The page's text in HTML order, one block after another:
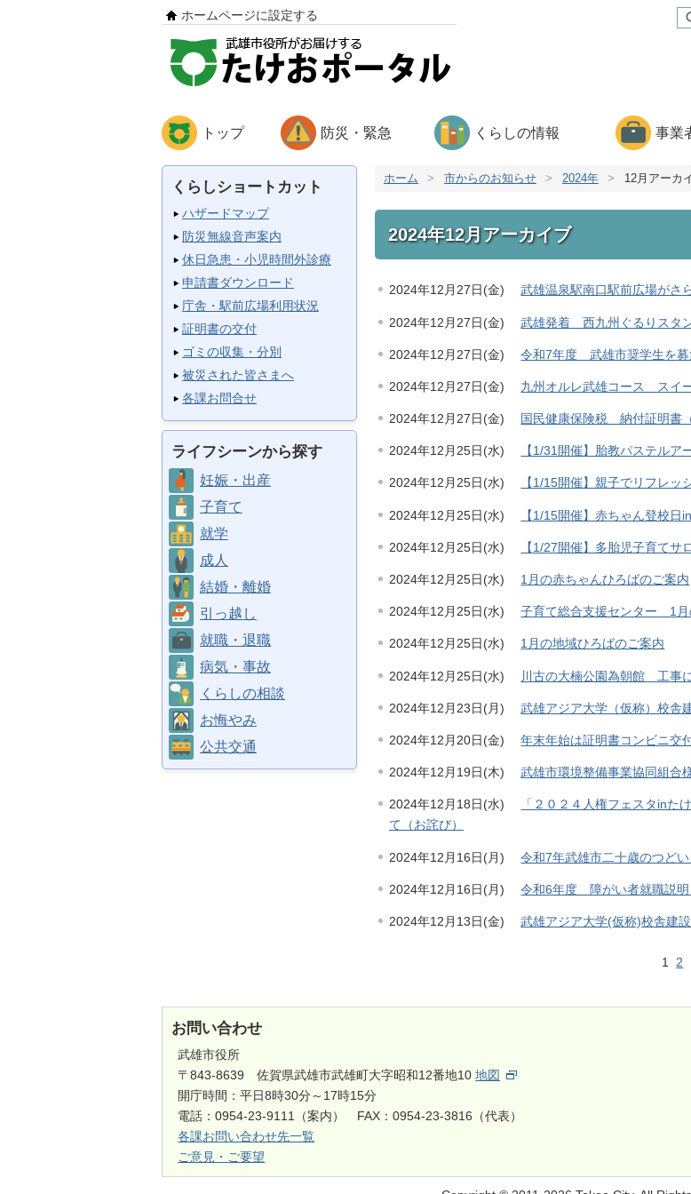
ホームページに設定する
トップ 防災・緊急 くらしの情報 事業
くらしショートカット
ハザードマップ
防災無線音声案内
休日急患・小児時間外診療
申請書ダウンロード
庁舎・駅前広場利用状況
証明書の交付
ゴミの収集・分別
被災された皆さまへ
各課お問合せ
ライフシーンから探す
妊娠・出産
子育て
就学
成人
結婚・離婚
引っ越し
就職・退職
病気・事故
くらしの相談
お悔やみ
公共交通
ホーム > 市からのお知らせ > 2024年 > 12月アーカ
2024年12月アーカイブ
2024年12月27日(金) 武雄温泉駅南口駅前広場がさ
2024年12月27日(金) 武雄発着 西九州ぐるりスタ
2024年12月27日(金) 令和7年度 武雄市奨学生を募
2024年12月27日(金) 九州オルレ武雄コース スイ
2024年12月27日(金) 国民健康保険税 納付証明書
2024年12月25日(水) 【1/31開催】胎教パステルア
2024年12月25日(水) 【1/15開催】親子でリフレッ
2024年12月25日(水) 【1/15開催】赤ちゃん登校日
2024年12月25日(水) 【1/27開催】多胎児子育てサ
2024年12月25日(水) 1月の赤ちゃんひろばのご案内
2024年12月25日(水) 子育て総合支援センター 1月
2024年12月25日(水) 1月の地域ひろばのご案内
2024年12月25日(水) 川古の大楠公園為朝館 工事
2024年12月23日(月) 武雄アジア大学（仮称）校舎
2024年12月20日(金) 年末年始は証明書コンビニ交
2024年12月19日(木) 武雄市環境整備事業協同組合
2024年12月18日(水)
「２０２４人権フェスタinた
て（お詫び）
2024年12月16日(月) 令和7年武雄市二十歳のつど
2024年12月16日(月) 令和6年度 障がい者就職説明
2024年12月13日(金) 武雄アジア大学(仮称)校舎建
1 2
お問い合わせ
武雄市役所
〒843-8639 佐賀県武雄市武雄町大字昭和12番地10地図
開庁時間：平日8時30分～17時15分
電話：0954-23-9111（案内） FAX：0954-23-3816（代表）
各課お問い合わせ先一覧
ご意見・ご要望